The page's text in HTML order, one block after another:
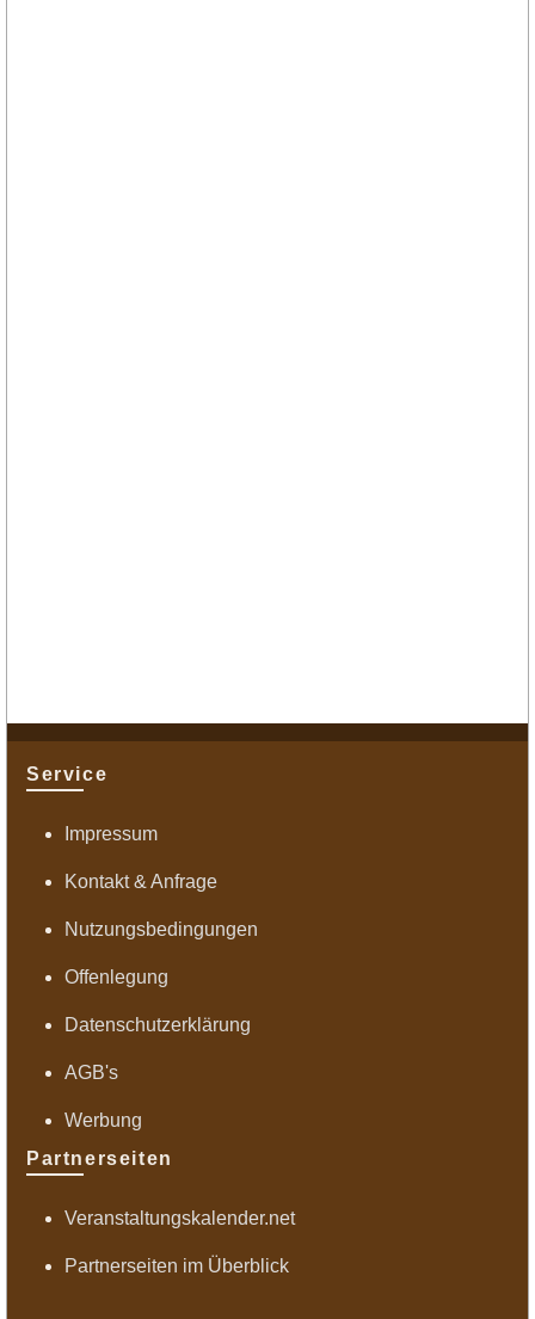
Service
Impressum
Kontakt & Anfrage
Nutzungsbedingungen
Offenlegung
Datenschutzerklärung
AGB's
Werbung
Partnerseiten
Veranstaltungskalender.net
Partnerseiten im Überblick